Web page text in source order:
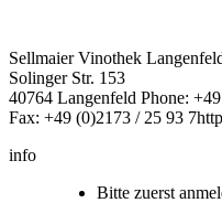
Sellmaier Vinothek
Solinger Str. 153
40764 Langenfeld Phone:
Fax: +49 (0)2173 / 25 93 7
info
Bitte zuerst